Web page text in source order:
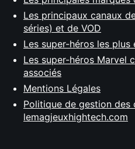
Les principaux canaux
séries) et de VOD
Les super-héros les
Les super-héros Marvel
associés
Mentions Légales
Politique de gestion des
lemagjeuxhightech.com